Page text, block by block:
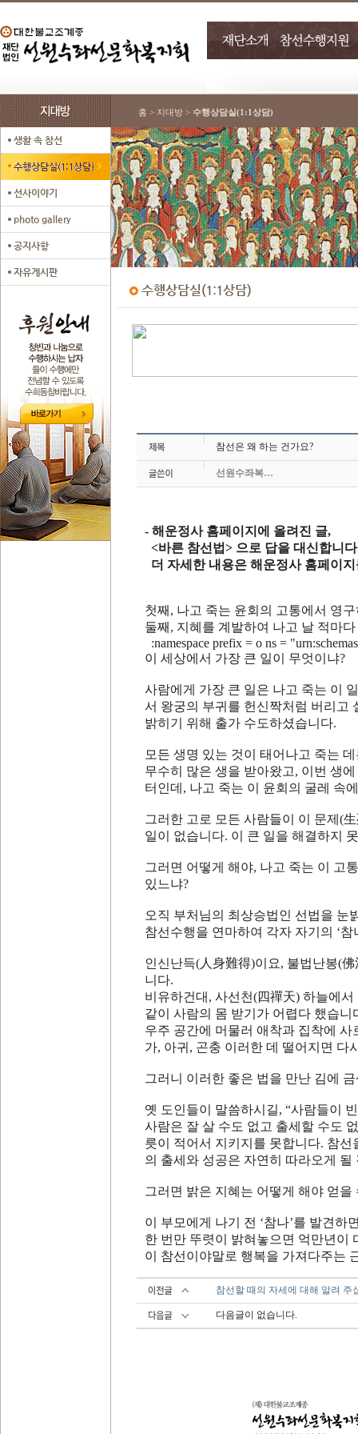
홈 > 지대방 > 수행상담실(1:1상담)
참선은 왜 하는 건가요?
선원수좌복…
- 해운정사 홈페이지에 올려진 글,
<바른 참선법> 으로 답을 대신합니
더 자세한 내용은 해운정사 홈페이
첫째 , 나고 죽는 윤회의 고통에서 영
둘째 , 지혜를 계발하여 나고 날 적마
:namespace prefix = o ns =
이 세상에서 가장 큰 일이 무엇이냐?
사람에게 가장 큰 일은 나고 죽는 이 일
서 왕궁의 부귀를 헌신짝처럼 버리고
밝히기 위해 출가 수도하셨습니다.
모든 생명 있는 것이 태어나고 죽는
무수히 많은 생을 받아왔고, 이번 생
터인데 , 나고 죽는 이 윤회의 굴레 속
그러한 고로 모든 사람들이 이 문제 (
일이 없습니다. 이 큰 일을 해결하지
그러면 어떻게 해야, 나고 죽는 이 고
있느냐?
오직 부처님의 최상승법인 선법을 눈
참선수행을 연마하여 각자 자기의 ‘참
인신난득(人身難得)이요, 불법난봉(佛
니다.
비유하건대 , 사선천(四禪天) 하늘에서
같이 사람의 몸 받기가 어렵다 했습니
우주 공간에 머물러 애착과 집착에
가, 아귀 , 곤충 이러한 데 떨어지면 다
그러니 이러한 좋은 법을 만난 김에
옛 도인들이 말씀하시길, “사람들이
사람은 잘 살 수도 없고 출세할 수도
릇이 적어서 지키지를 못합니다. 참선
의 출세와 성공은 자연히 따라오게 될
그러면 밝은 지혜는 어떻게 해야 얻을
이 부모에게 나기 전 ‘참나’를 발견하
한 번만 뚜렷이 밝혀놓으면 억만년이
이 참선이야말로 행복을 가져다주는
참선할 때의 자세에 대해 알려 주
다음글이 없습니다.